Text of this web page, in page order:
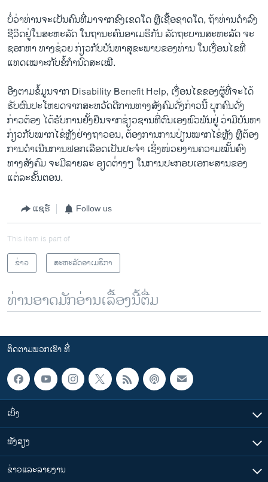
ບໍ່ວ່າທ່ານຈະເປັນຄົນທີ່ມາຈາກຂົງເຂດໃດ ຫຼືເຊື້ອຊາດໃດ, ຖ້າທ່ານດໍາລົງ
ຊີວິດຢູ່ໃນສະຫະລັດ ໃນຖານະຄົນອາເມຣິກັນ ລັດຖະບານສະຫະລັດ ຈະ
ຊອກ​ຫາ ທາງ​ຊ່ວຍ ກ່ຽວ​ກັບບັນຫາສຸຂະພາບຂອງທ່ານ ໃນເງື່ອນໄຂທີ່
ແທດເໝາະກັບຂໍ້ກໍານົດສະເໝີ.
ອີງຕາມຂໍ້ມູນຈາກ Disability Benefit Help, ເງື່ອນໄຂຂອງຜູ້ທີ່ຈະໄດ້
ຮັບຜົນປະໂຫຍດຈາກສະຫວັດດີການທາງສັງຄົມດັ່ງກ່າວນີ້ ບຸກຄົນດັ່ງ
ກ່າວຕ້ອງ ໄດ້ຮັບການຢັ້ງຢືນຈາກຊ່ຽວຊານທີ່ຕົນເອງພົວພັນຢູ່ ວ່າມີບັນຫາ
ກ່ຽວກັບໝາກໄຂ່ຫຼັງຢ່າງຖາວອນ, ຕ້ອງການການປ່ຽນໝາກໄຂ່ຫຼັງ ຫຼືຕ້ອງ
ການດໍາເນີນການຟອກເລືອດເປັນປະຈໍາ ເຊິ່ງໜ່ວຍງານຄວາມໝັ້ນຄົງ
ທາງສັງຄົມ ຈະມີລາຍລະ ອຽດຕ່່າງໆ ໃນການປະກອບເອກະສານຂອງ
ແຕ່ລະຂັ້ນຕອນ.
ແຊຣ໌ Follow us
This item is part of
ຂ່າວ
ສະຫະລັດອາເມຣິກາ
ທ່ານອາດມັກອ່ານເລື້ອງນີ້ຕື່ມ
ຕິດຕາມພວກເຮົາ ທີ່
ເບິ່ງ
ຟັງສຽງ
ຂ່າວແລະລາຍງານ